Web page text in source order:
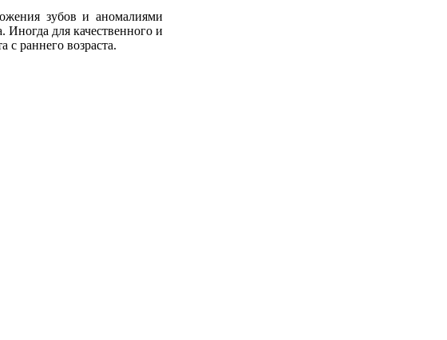
зубов и аномалиями
для качественного и
с раннего возраста.